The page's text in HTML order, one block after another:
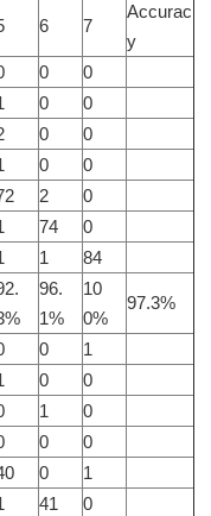
6 7
Accurac
y
0
0
0
0
0
0
0
0
2
0
74
0
1
84
96.
1%
10
0%
97.3%
0
1
0
0
1
0
0
0
0
1
41
0